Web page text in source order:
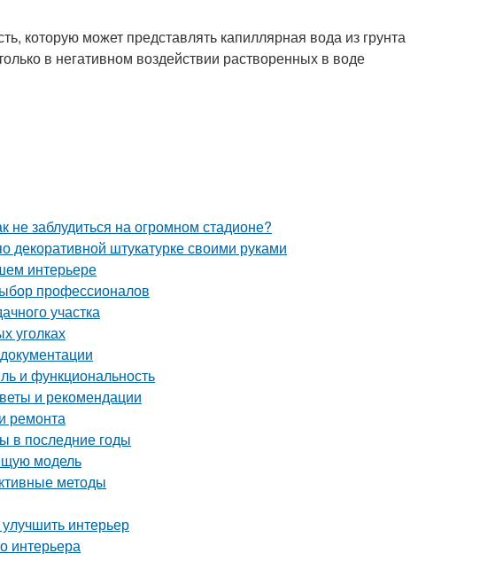
которую может представлять капиллярная вода из грунта
в негативном воздействии растворенных в воде
не заблудиться на огромном стадионе?
декоративной штукатурке своими руками
интерьере
профессионалов
участка
уголках
и функциональность
и рекомендации
ремонта
в последние годы
модель
методы
интерьер
интерьера